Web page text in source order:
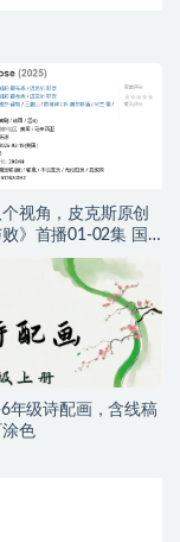
视角，皮克斯原创
》首播01-02集 国
英字幕
年级诗配画，含线稿
涂色